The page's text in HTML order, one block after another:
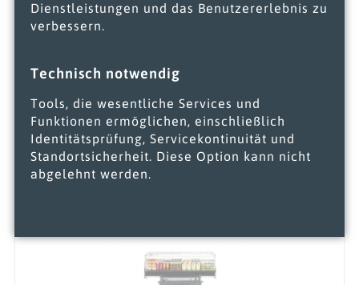
Hunsrück
Dienstleistungen und das Benutzererlebnis zu
verbessern.
Technisch notwendig
Tools, die wesentliche Services und
Funktionen ermöglichen, einschließlich
Identitätsprüfung, Servicekontinuität und
Standortsicherheit. Diese Option kann nicht
abgelehnt werden.